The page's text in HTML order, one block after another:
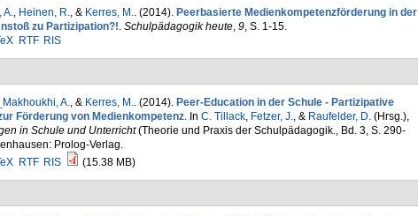
A., Heinen, R., & Kerres, M.. (2014). Peerbasierte Medienkompetenzförderung in der
zu Partizipation?!. Schulpädagogik heute, 9, S. 1-15.
RTF RIS
A., & Kerres, M.. (2014). Peer-Education in der Schule - Partizipative
Förderung von Medienkompetenz. In C. Tillack, Fetzer, J., & Raufelder, D.(Hrsg.),
in Schule und Unterricht(Theorie und Praxis der Schulpädagogik., Bd. 3, S. 290-
Prolog-Verlag.
RTF RIS (15.38 MB)